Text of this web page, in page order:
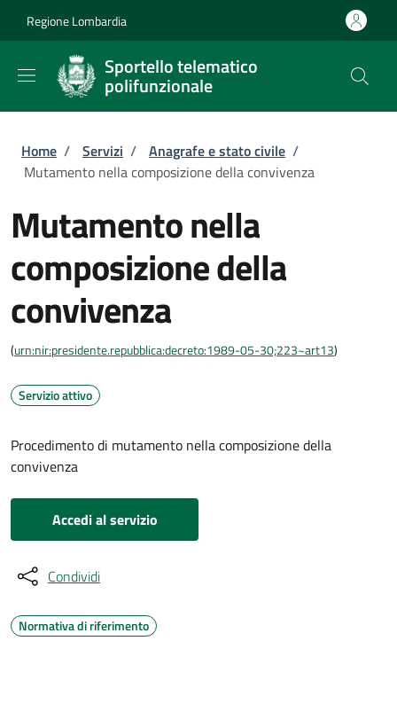
Regione Lombardia
Sportello telematico
polifunzionale
Briciole di pane
Home / Servizi / Anagrafe e stato civile /
Mutamento nella composizione della convivenza
Mutamento nella
composizione della
convivenza
(urn:nir:presidente.repubblica:decreto:1989-05-30;223~art13)
Servizio attivo
Procedimento di mutamento nella composizione della
convivenza
Accedi al servizio
Condividi
Normativa di riferimento